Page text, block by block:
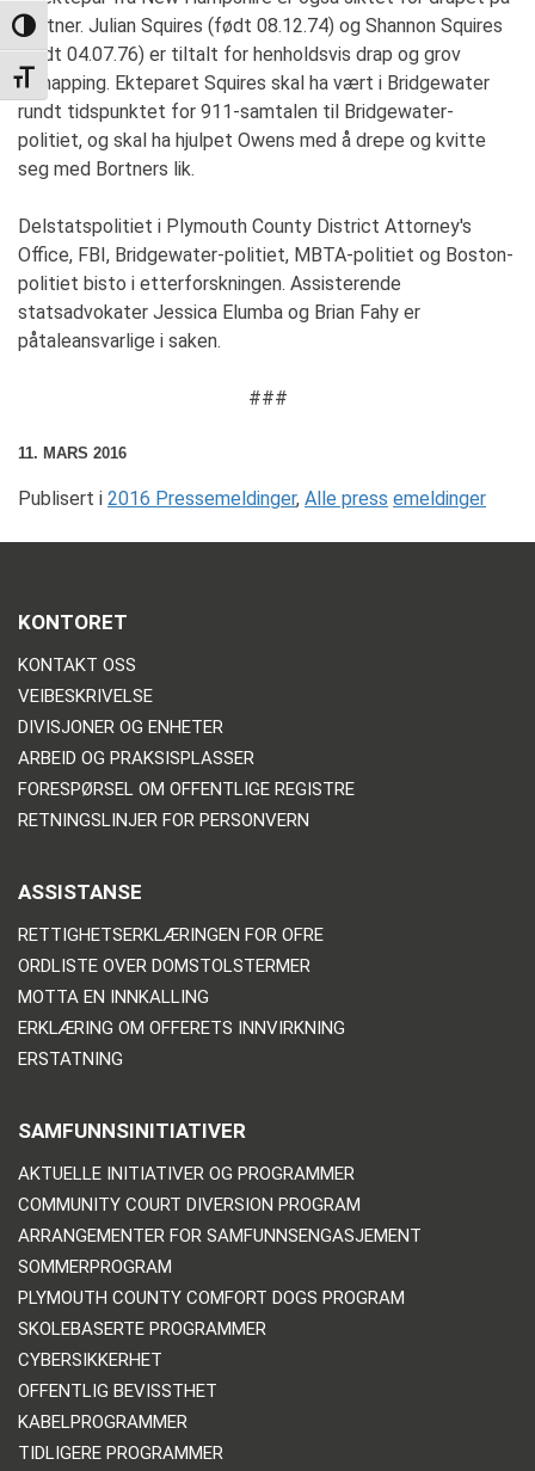
TOGGLE HIGH CONTRAST
TOGGLE FONT SIZE
Bortner. Julian Squires (født 08.12.74) og Shannon Squires
(født 04.07.76) er tiltalt for henholdsvis drap og grov
kidnapping. Ekteparet Squires skal ha vært i Bridgewater
rundt tidspunktet for 911-samtalen til Bridgewater-
politiet, og skal ha hjulpet Owens med å drepe og kvitte
seg med Bortners lik.
Delstatspolitiet i Plymouth County District Attorney's
Office, FBI, Bridgewater-politiet, MBTA-politiet og Boston-
politiet bisto i etterforskningen. Assisterende
statsadvokater Jessica Elumba og Brian Fahy er
påtaleansvarlige i saken.
###
11. MARS 2016
Publisert i 2016 Pressemeldinger, Alle press emeldinger
KONTORET
KONTAKT OSS
VEIBESKRIVELSE
DIVISJONER OG ENHETER
ARBEID OG PRAKSISPLASSER
FORESPØRSEL OM OFFENTLIGE REGISTRE
RETNINGSLINJER FOR PERSONVERN
ASSISTANSE
RETTIGHETSERKLÆRINGEN FOR OFRE
ORDLISTE OVER DOMSTOLSTERMER
MOTTA EN INNKALLING
ERKLÆRING OM OFFERETS INNVIRKNING
ERSTATNING
SAMFUNNSINITIATIVER
AKTUELLE INITIATIVER OG PROGRAMMER
COMMUNITY COURT DIVERSION PROGRAM
ARRANGEMENTER FOR SAMFUNNSENGASJEMENT
SOMMERPROGRAM
PLYMOUTH COUNTY COMFORT DOGS PROGRAM
SKOLEBASERTE PROGRAMMER
CYBERSIKKERHET
OFFENTLIG BEVISSTHET
KABELPROGRAMMER
TIDLIGERE PROGRAMMER